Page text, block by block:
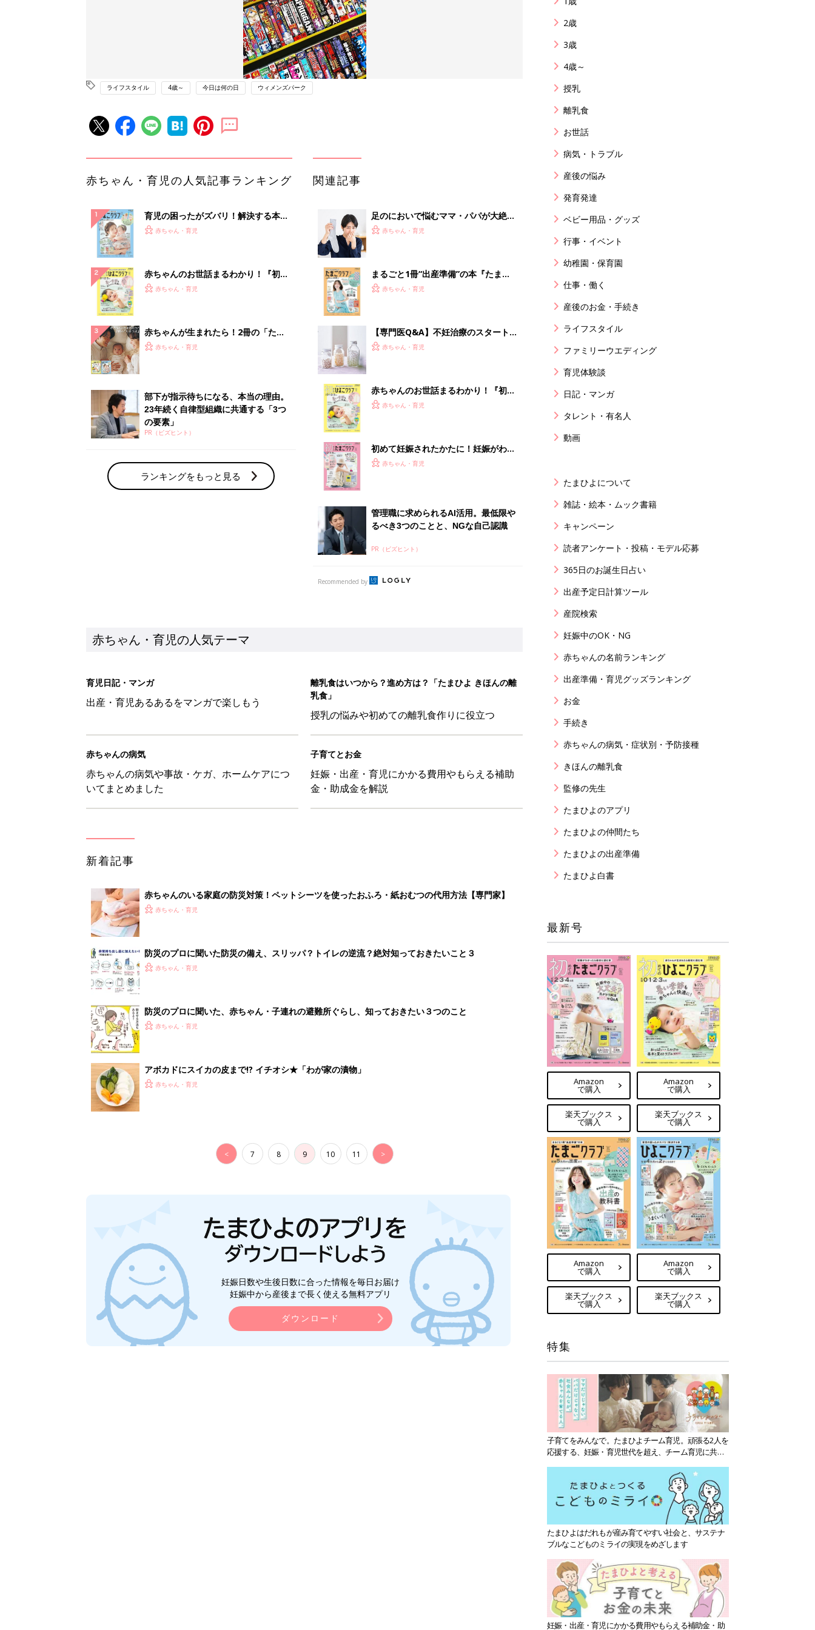
ライフスタイル 4歳～ 今日は何の日 ウィメンズパーク
赤ちゃん・育児の人気記事ランキング
育児の困ったがズバリ！解決する本
『ひよこクラブ 夏号』 4カ月～2才
赤ちゃん・育児
赤ちゃんのお世話まるわかり！『初め
てのひよこクラブ 夏号』〈巻頭大特
赤ちゃん・育児
赤ちゃんが生まれたら！2冊の「たま
ひよ」
赤ちゃん・育児
部下が指示待ちになる、本当の理由。
23年続く自律型組織に共通する「3つ
の要素」
PR（ビズヒント）
ランキングをもっと見る
関連記事
足のにおいで悩むママ・パパが大絶賛
する「魔法の粉」とは？
赤ちゃん・育児
まるごと1冊“出産準備”の本『たまご
クラブ 夏号』〈スペシャル大特集〉
赤ちゃん・育児
【専門医Q&A】不妊治療のスタート
に、頼るべき必要な栄養素って？サプ
赤ちゃん・育児
赤ちゃんのお世話まるわかり！『初め
てのひよこクラブ 夏号』〈巻頭大特
赤ちゃん・育児
初めて妊娠されたかたに！妊娠がわか
ったら最初に読む本『初めてのたまご
赤ちゃん・育児
管理職に求められるAI活用。最低限や
るべき3つのことと、NGな自己認識
PR（ビズヒント）
Recommended by
赤ちゃん・育児の人気テーマ
育児日記・マンガ
出産・育児あるあるをマンガで楽しもう
離乳食はいつから？進め方は？「たまひよ きほんの離
乳食」
授乳の悩みや初めての離乳食作りに役立つ
赤ちゃんの病気
赤ちゃんの病気や事故・ケガ、ホームケアにつ
いてまとめました
子育てとお金
妊娠・出産・育児にかかる費用やもらえる補助
金・助成金を解説
新着記事
赤ちゃんのいる家庭の防災対策！ペットシーツを使ったおふろ・紙おむつの代用方法【専門家】
赤ちゃん・育児
防災のプロに聞いた防災の備え、スリッパ？トイレの逆流？絶対知っておきたいこと３
赤ちゃん・育児
防災のプロに聞いた、赤ちゃん・子連れの避難所ぐらし、知っておきたい３つのこと
赤ちゃん・育児
アボカドにスイカの皮まで!? イチオシ★「わが家の漬物」
赤ちゃん・育児
< 7 8 9 10 11 >
妊娠日数や生後日数に合った情報を毎日お届け
妊娠中から産後まで長く使える無料アプリ
ダウンロード
2歳
3歳
4歳～
授乳
離乳食
お世話
病気・トラブル
産後の悩み
発育発達
ベビー用品・グッズ
行事・イベント
幼稚園・保育園
仕事・働く
産後のお金・手続き
ライフスタイル
ファミリーウエディング
育児体験談
日記・マンガ
タレント・有名人
動画
たまひよについて
雑誌・絵本・ムック書籍
キャンペーン
読者アンケート・投稿・モデル応募
365日のお誕生日占い
出産予定日計算ツール
産院検索
妊娠中のOK・NG
赤ちゃんの名前ランキング
出産準備・育児グッズランキング
お金
手続き
赤ちゃんの病気・症状別・予防接種
きほんの離乳食
監修の先生
たまひよのアプリ
たまひよの仲間たち
たまひよの出産準備
たまひよ白書
最新号
Amazon
で購入
楽天ブックス
で購入
Amazon
で購入
楽天ブックス
で購入
Amazon
で購入
楽天ブックス
で購入
Amazon
で購入
楽天ブックス
で購入
特集
子育てをみんなで。たまひよチーム育児。頑張る2人を
応援する、妊娠・育児世代を超え、チーム育児に共感
たまひよはだれもが産み育てやすい社会と、サステナ
ブルなこどものミライの実現をめざします
妊娠・出産・育児にかかる費用やもらえる補助金・助